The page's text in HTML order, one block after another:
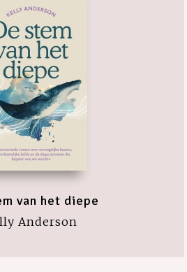
van het diepe
Anderson